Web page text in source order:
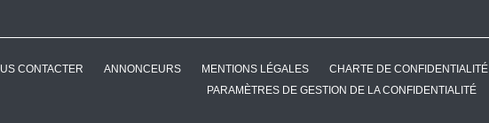
CONTACTER ANNONCEURS MENTIONS LÉGALES CHARTE DE CONFIDENTIALITÉ
PARAMÈTRES DE GESTION DE LA CONFIDENTIALITÉ